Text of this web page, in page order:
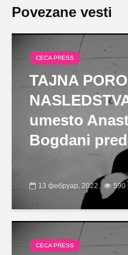
Povezane vesti
CECA PRESS
TAJNA
umesto
Bogdani
13 фебруар, 2022 590
CECA PRESS